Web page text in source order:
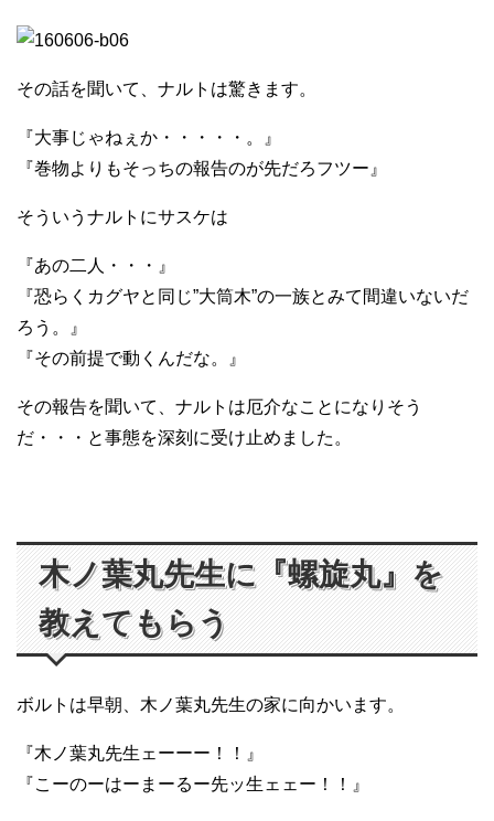
その話を聞いて、ナルトは驚きます。
『大事じゃねぇか・・・・・。』
『巻物よりもそっちの報告のが先だろフツー』
そういうナルトにサスケは
『あの二人・・・』
『恐らくカグヤと同じ”大筒木”の一族とみて間違いないだ
ろう。』
『その前提で動くんだな。』
その報告を聞いて、ナルトは厄介なことになりそう
だ・・・と事態を深刻に受け止めました。
木ノ葉丸先生に『螺旋丸』を
教えてもらう
ボルトは早朝、木ノ葉丸先生の家に向かいます。
『木ノ葉丸先生ェーーー！！』
『こーのーはーまーるー先ッ生ェェー！！』